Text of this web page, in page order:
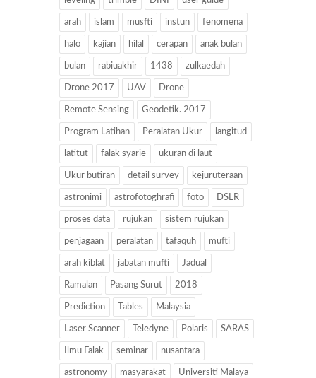
arah islam musfti instun fenomena
halo kajian hilal cerapan anak bulan
bulan rabiuakhir 1438 zulkaedah
Drone 2017 UAV Drone
Remote Sensing Geodetik. 2017
Program Latihan Peralatan Ukur langitud
latitut falak syarie ukuran di laut
Ukur butiran detail survey kejuruteraan
astronimi astrofotoghrafi foto DSLR
proses data rujukan sistem rujukan
penjagaan peralatan tafaquh mufti
arah kiblat jabatan mufti Jadual
Ramalan Pasang Surut 2018
Prediction Tables Malaysia
Laser Scanner Teledyne Polaris SARAS
Ilmu Falak seminar nusantara
astronomy masyarakat Universiti Malaya